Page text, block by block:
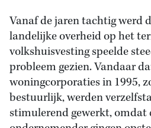
Vanaf de jaren tachtig werd
landelijke overheid op het
volkshuisvesting speelde
probleem gezien. Vandaar
woningcorporaties in 1995,
bestuurlijk, werden
stimulerend gewerkt, omdat